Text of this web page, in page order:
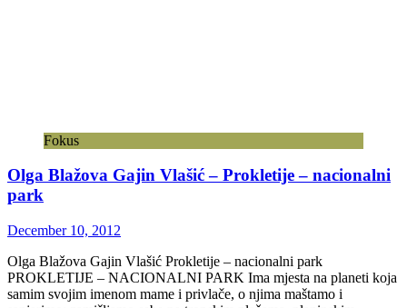
Fokus
Olga Blažova Gajin Vlašić – Prokletije – nacionalni
park
December 10, 2012
Olga Blažova Gajin Vlašić Prokletije – nacionalni park
PROKLETIJE – NACIONALNI PARK Ima mjesta na planeti koja
samim svojim imenom mame i privlače, o njima maštamo i